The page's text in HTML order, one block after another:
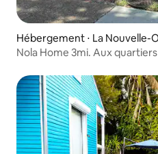
Hébergement ⋅ La Nouvelle-
Nola Home 3mi. Aux